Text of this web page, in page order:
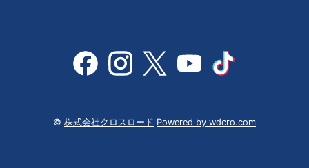
© 株式会社クロスロード Powered by wdcro.com